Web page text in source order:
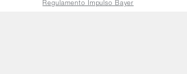
Regulamento Impulso Bayer